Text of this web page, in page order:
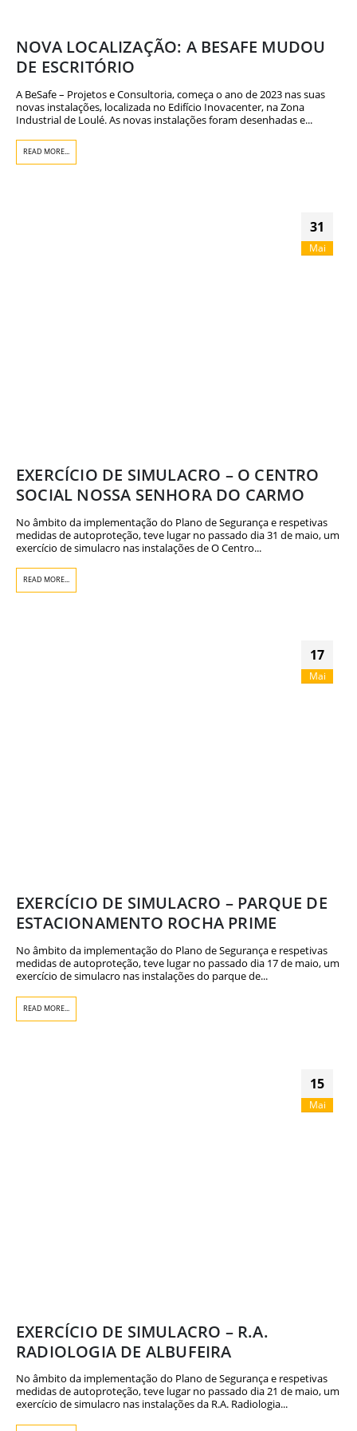
NOVA LOCALIZAÇÃO: A BESAFE MUDOU
DE ESCRITÓRIO
A BeSafe – Projetos e Consultoria, começa o ano de 2023 nas suas
novas instalações, localizada no Edifício Inovacenter, na Zona
Industrial de Loulé. As novas instalações foram desenhadas e...
READ MORE...
31
Mai
EXERCÍCIO DE SIMULACRO – O CENTRO
SOCIAL NOSSA SENHORA DO CARMO
No âmbito da implementação do Plano de Segurança e respetivas
medidas de autoproteção, teve lugar no passado dia 31 de maio, um
exercício de simulacro nas instalações de O Centro...
READ MORE...
17
Mai
EXERCÍCIO DE SIMULACRO – PARQUE DE
ESTACIONAMENTO ROCHA PRIME
No âmbito da implementação do Plano de Segurança e respetivas
medidas de autoproteção, teve lugar no passado dia 17 de maio, um
exercício de simulacro nas instalações do parque de...
READ MORE...
15
Mai
EXERCÍCIO DE SIMULACRO – R.A.
RADIOLOGIA DE ALBUFEIRA
No âmbito da implementação do Plano de Segurança e respetivas
medidas de autoproteção, teve lugar no passado dia 21 de maio, um
exercício de simulacro nas instalações da R.A. Radiologia...